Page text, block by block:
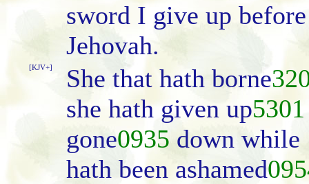
sword I give up
Jehovah.
[KJV+] She that hath borne
she hath given up5301
gone0935down while
hath been ashamed